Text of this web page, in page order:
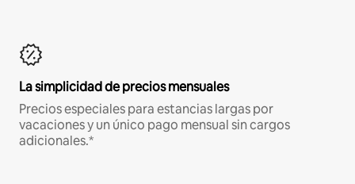
La simplicidad de precios mensuales
Precios especiales para estancias largas por
vacaciones y un único pago mensual sin cargos
adicionales.*